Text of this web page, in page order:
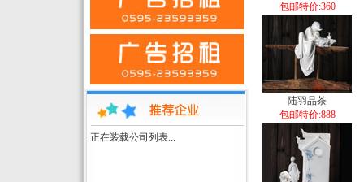
正在装载公司列表...
包邮特价:360
陆羽品茶
包邮特价:888